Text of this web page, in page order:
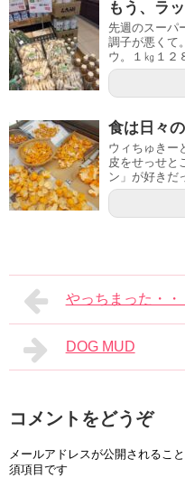
もう、ラ
先週のスーパ
調子が悪くて
ウ。１㎏１２
食は日々
ウィちゅきー
皮をせっせと
ン」が好きだ
やっちまった・・
DOG MUD
コメントをどうぞ
メールアドレスが公開されること
須項目です